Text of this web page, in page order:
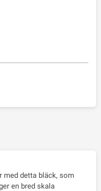
med detta bläck, som
en bred skala